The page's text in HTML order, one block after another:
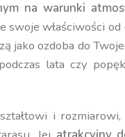
na warunki
swoje właściwości
jako ozdoba do
lata czy
i rozmiarowi,